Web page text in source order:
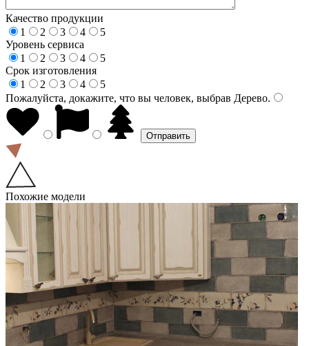
Качество продукции
1
2 3 4
5
Уровень сервиса
1
2 3 4
5
Срок изготовления
1
2 3 4
5
Пожалуйста, докажите, что вы человек, выбрав Дерево.
Похожие модели